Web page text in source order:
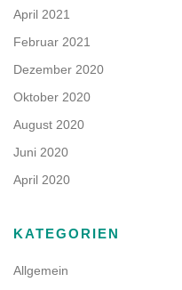
April 2021
Februar 2021
Dezember 2020
Oktober 2020
August 2020
Juni 2020
April 2020
KATEGORIEN
Allgemein